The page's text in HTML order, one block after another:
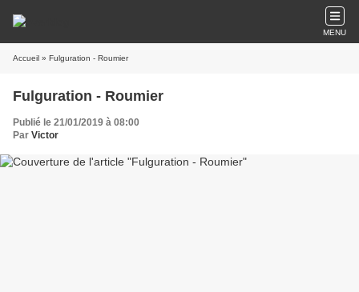
MENU
Accueil » Fulguration - Roumier
Fulguration - Roumier
Publié le 21/01/2019 à 08:00
Par Victor